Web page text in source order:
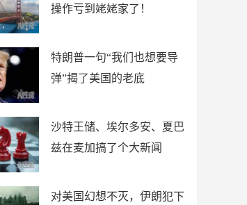
操作亏到姥姥家了！
特朗普一句“我们也想要导
弹”揭了美国的老底
沙特王储、埃尔多安、夏巴
兹在麦加搞了个大新闻
对美国幻想不灭，伊朗犯下